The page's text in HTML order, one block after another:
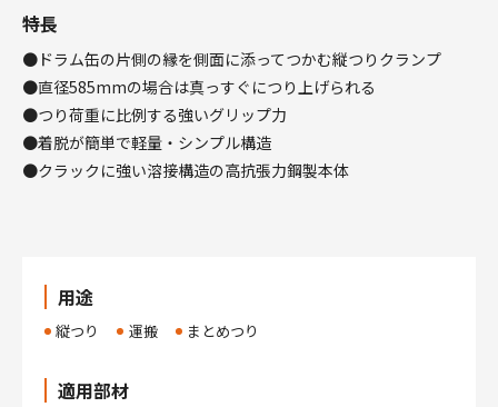
特長
●ドラム缶の片側の縁を側面に添ってつかむ縦つりクランプ
●直径585mmの場合は真っすぐにつり上げられる
●つり荷重に比例する強いグリップ力
●着脱が簡単で軽量・シンプル構造
●クラックに強い溶接構造の高抗張力鋼製本体
用途
縦つり 運搬 まとめつり
適用部材